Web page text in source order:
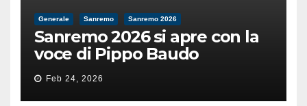
Generale Sanremo Sanremo 2026
Sanremo 2026 si apre con la
voce di Pippo Baudo
Feb 24, 2026